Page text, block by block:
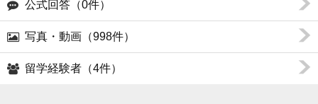
公式回答（0件）
写真・動画（998件）
留学経験者（4件）